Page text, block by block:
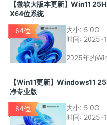
本更新，
计方面，满
【微软大版本更新】Win11
X64位系统
64位 大小: 5.0G
时间: 2025-
2025年的
户体验和安
面，进一步
【Win11更新】Windows11
净专业版
64位 大小: 5.0G
时间: 2025-